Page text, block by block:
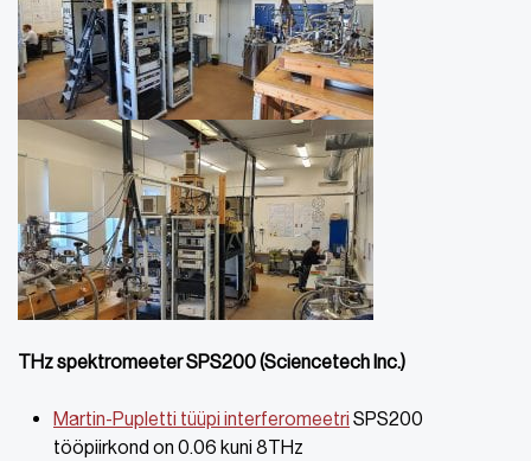
THz spektromeeter SPS200 (Sciencetech Inc.)
Martin-Pupletti tüüpi interferomeetri SPS200
tööpiirkond on 0.06 kuni 8THz